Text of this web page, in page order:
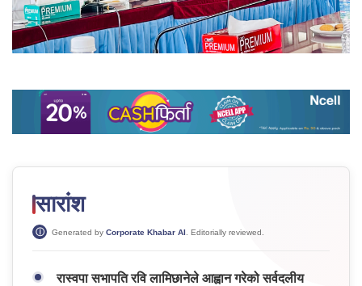
सारांश
Generated by Corporate Khabar AI . Editorially reviewed.
रास्वपा सभापति रवि लामिछानेले आह्वान गरेको सर्वदलीय